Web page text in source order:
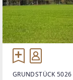
GRUNDSTÜCK 5026